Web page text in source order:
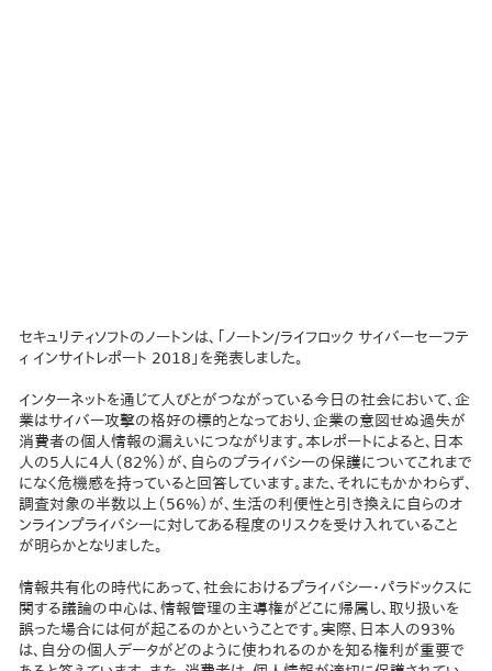
セキュリティソフトのノートンは、「ノートン/ライフロック サイバーセーフテ
ィ インサイトレポート 2018」を発表しました。
インターネットを通じて人びとがつながっている今日の社会において、企
業はサイバー攻撃の格好の標的となっており、企業の意図せぬ過失が
消費者の個人情報の漏えいにつながります。本レポートによると、日本
人の5人に4人（82％）が、自らのプライバシーの保護についてこれまで
になく危機感を持っていると回答しています。また、それにもかかわらず、
調査対象の半数以上（56%）が、生活の利便性と引き換えに自らのオ
ンラインプライバシーに対してある程度のリスクを受け入れていること
が明らかとなりました。
情報共有化の時代にあって、社会におけるプライバシー・パラドックスに
関する議論の中心は、情報管理の主導権がどこに帰属し、取り扱いを
誤った場合には何が起こるのかということです。実際、日本人の93%
は、自分の個人データがどのように使われるのかを知る権利が重要で